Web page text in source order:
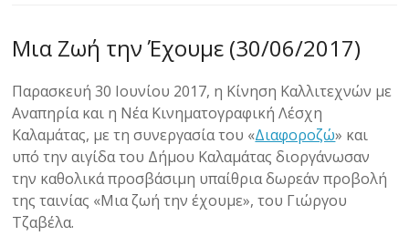
Μια Ζωή την Έχουμε (30/06/2017)
Παρασκευή 30 Ιουνίου 2017, η Κίνηση Καλλιτεχνών με
Αναπηρία και η Νέα Κινηματογραφική Λέσχη
Καλαμάτας, με τη συνεργασία του «Διαφοροζώ» και
υπό την αιγίδα του Δήμου Καλαμάτας διοργάνωσαν
την καθολικά προσβάσιμη υπαίθρια δωρεάν προβολή
της ταινίας «Μια ζωή την έχουμε», του Γιώργου
Τζαβέλα.